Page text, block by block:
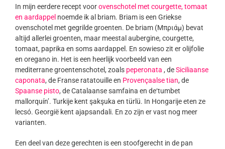
In mijn eerdere recept voorovenschotel met courgette, tomaat
en aardappel noemde ik al briam. Briam is een Griekse
ovenschotel met gegrilde groenten. De briam (Μπριάμ) bevat
altijd allerlei groenten, maar meestal aubergine, courgette,
tomaat, paprika en soms aardappel. En sowieso zit er olijfolie
en oregano in. Het is een heerlijk voorbeeld van een
mediterrane groentenschotel, zoals peperonata , deSiciliaanse
caponata, de Franse ratatouille en Provençaalse tian, de
Spaanse pisto, de Catalaanse samfaina en de‘tumbet
mallorquín’. Turkije kent şakşuka en türlü. In Hongarije eten ze
lecsó. Georgië kent ajapsandali. En zo zijn er vast nog meer
varianten.
Een deel van deze gerechten is een stoofgerecht in de pan